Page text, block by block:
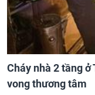
Cháy nhà 2 tầng
vong thương tâm